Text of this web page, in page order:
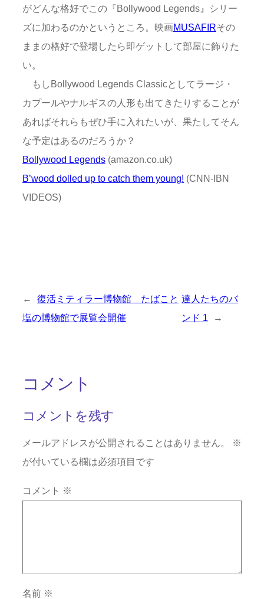
がどんな格好でこの『Bollywood Legends』シリー
ズに加わるのかというところ。映画MUSAFIRその
ままの格好で登場したら即ゲットして部屋に飾りた
い。
もしBollywood Legends Classicとしてラージ・
カプールやナルギスの人形も出てきたりすることが
あればそれらもぜひ手に入れたいが、果たしてそん
な予定はあるのだろうか？
Bollywood Legends (amazon.co.uk)
B’wood dolled up to catch them young! (CNN-IBN
VIDEOS)
←
復活ミティラー博物館 たばこと
塩の博物館で展覧会開催
達人たちのバ
ンド 1
→
コメント
コメントを残す
メールアドレスが公開されることはありません。
※
が付いている欄は必須項目です
コメント ※
名前 ※